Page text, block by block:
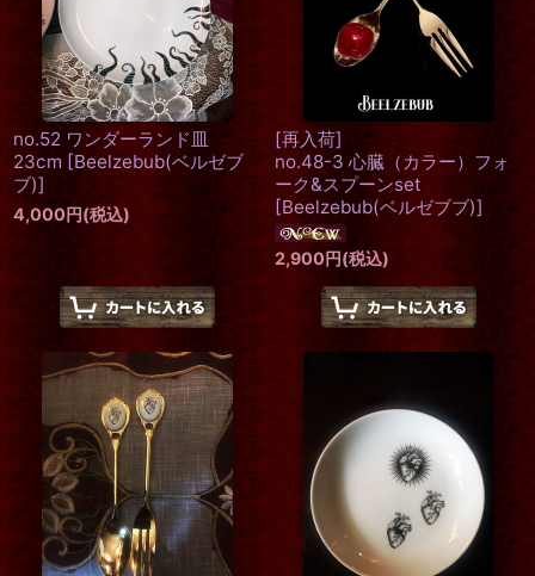
no.52 ワンダーランド皿
23cm [Beelzebub(ベルゼブ
ブ)]
4,000円(税込)
[再入荷]
no.48-3 心臓（カラー）フォ
ーク&スプーンset
[Beelzebub(ベルゼブブ)]
2,900円(税込)